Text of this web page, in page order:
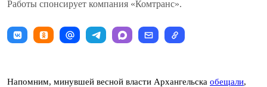
Работы спонсирует компания «Комтранс».
Напомним, минувшей весной власти Архангельска обещали,